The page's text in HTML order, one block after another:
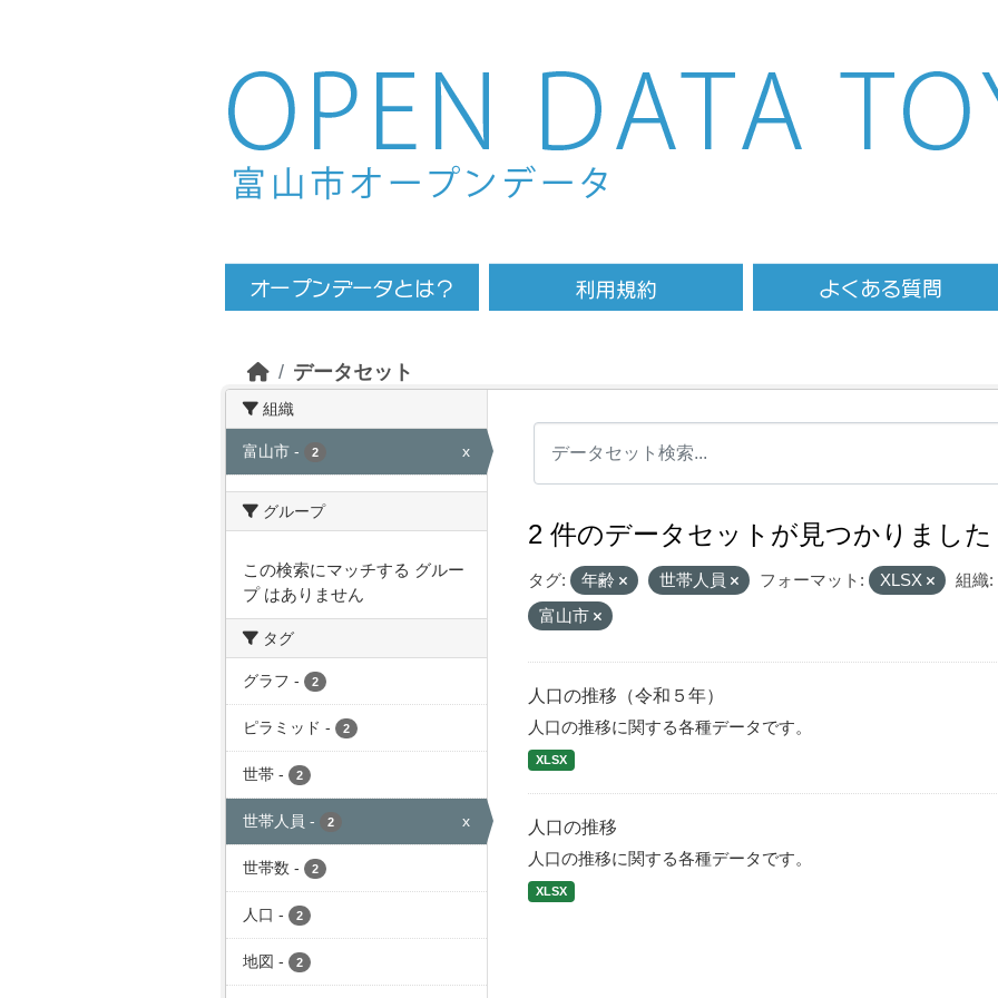
Skip to main content
データセット
組織
富山市 - 2 x
グループ
この検索にマッチする グルー
プ はありません
タグ
グラフ - 2
ピラミッド - 2
世帯 - 2
世帯人員 - 2 x
世帯数 - 2
人口 - 2
地図 - 2
2 件のデータセットが見つかりました
タグ: 年齢 世帯人員 フォーマット: XLSX
組織:
富山市
人口の推移（令和５年）
人口の推移に関する各種データです。
XLSX
人口の推移
人口の推移に関する各種データです。
XLSX